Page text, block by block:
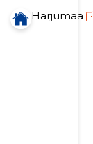
Harjumaa